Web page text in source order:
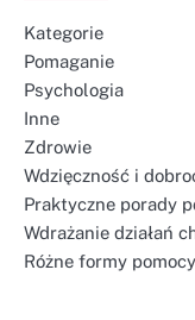
Kategorie
Pomaganie
Psychologia
Inne
Zdrowie
Wdzięczność i
Praktyczne porady
Wdrażanie działań
Różne formy